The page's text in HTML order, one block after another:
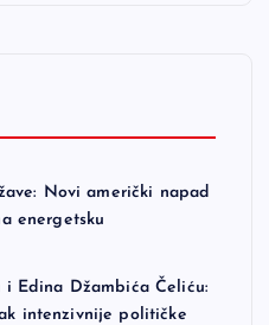
Novi američki napad
energetsku
i Edina Džambića Čeliću:
intenzivnije političke